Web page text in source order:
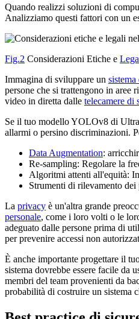
Quando realizzi soluzioni di
Analizziamo questi fattori con un
Fig.2 Considerazioni Etiche e
Immagina di sviluppare un
persone che si trattengono in aree
video in diretta dalle telecamere di
Se il tuo modello YOLOv8 di
allarmi o persino discriminazioni.
Data Augmentation:
Re-sampling: Regolare la
Algoritmi attenti all'equità:
Strumenti di rilevamento
La privacy è un'altra grande
personale, come i loro volti o le
adeguato dalle persone prima di
per prevenire accessi non
È anche importante progettare il
sistema dovrebbe essere facile da
membri del team provenienti da
probabilità di costruire un sistema